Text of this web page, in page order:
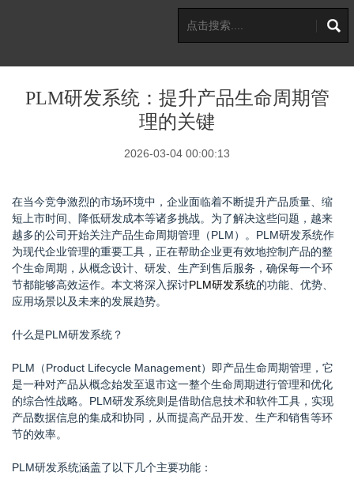
PLM研发系统：提升产品生命周期管
理的关键
2026-03-04 00:00:13
在当今竞争激烈的市场环境中，企业面临着不断提升产品质量、缩
短上市时间、降低研发成本等诸多挑战。为了解决这些问题，越来
越多的公司开始关注产品生命周期管理（PLM）。PLM研发系统作
为现代企业管理的重要工具，正在帮助企业更有效地控制产品的整
个生命周期，从概念设计、研发、生产到售后服务，确保每一个环
节都能够高效运作。本文将深入探讨PLM研发系统的功能、优势、
应用场景以及未来的发展趋势。
什么是PLM研发系统？
PLM（Product Lifecycle Management）即产品生命周期管理，它
是一种对产品从概念始发至退市这一整个生命周期进行管理和优化
的综合性战略。PLM研发系统则是借助信息技术和软件工具，实现
产品数据信息的集成和协同，从而提高产品开发、生产和销售等环
节的效率。
PLM研发系统涵盖了以下几个主要功能：